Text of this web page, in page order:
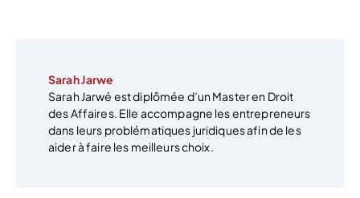
Sarah Jarwe
Sarah Jarwé est diplômée d’un Master en Droit
des Affaires. Elle accompagne les entrepreneurs
dans leurs problématiques juridiques afin de les
aider à faire les meilleurs choix.